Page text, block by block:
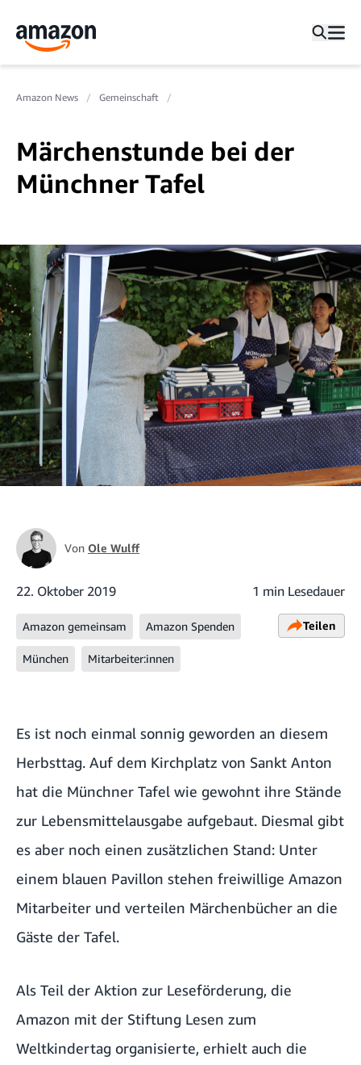
Amazon News Gemeinschaft
Märchenstunde bei der
Münchner Tafel
Von Ole Wulff
22. Oktober 2019 1 min Lesedauer
Amazon gemeinsam Amazon Spenden
München Mitarbeiter:innen
Teilen
Es ist noch einmal sonnig geworden an diesem
Herbsttag. Auf dem Kirchplatz von Sankt Anton
hat die Münchner Tafel wie gewohnt ihre Stände
zur Lebensmittelausgabe aufgebaut. Diesmal gibt
es aber noch einen zusätzlichen Stand: Unter
einem blauen Pavillon stehen freiwillige Amazon
Mitarbeiter und verteilen Märchenbücher an die
Gäste der Tafel.
Als Teil der Aktion zur Leseförderung, die
Amazon mit der Stiftung Lesen zum
Weltkindertag organisierte, erhielt auch die